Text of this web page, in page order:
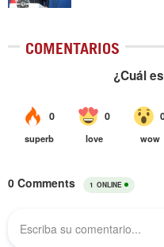
COMENTARIOS